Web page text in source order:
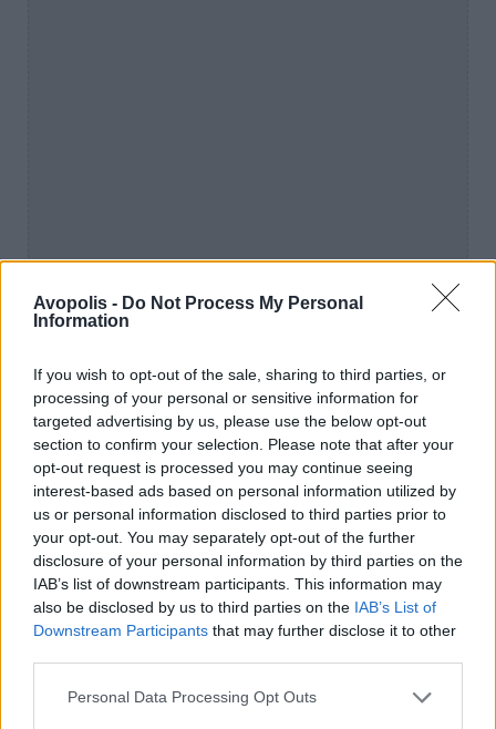
Avopolis - Do Not Process My Personal
Information
If you wish to opt-out of the sale, sharing to third parties, or
processing of your personal or sensitive information for
targeted advertising by us, please use the below opt-out
section to confirm your selection. Please note that after your
opt-out request is processed you may continue seeing
interest-based ads based on personal information utilized by
us or personal information disclosed to third parties prior to
your opt-out. You may separately opt-out of the further
disclosure of your personal information by third parties on the
IAB’s list of downstream participants. This information may
also be disclosed by us to third parties on the IAB’s List of
Downstream Participants that may further disclose it to other
Personal Data Processing Opt Outs